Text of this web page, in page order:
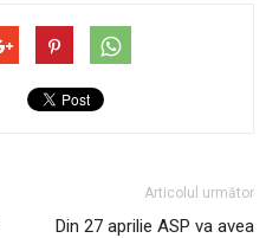
Articolul următor
Din 27 aprilie ASP va avea